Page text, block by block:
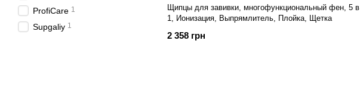
Щипцы для завивки, многофункциональный фен, 5 в
1, Ионизация, Выпрямлитель, Плойка, Щетка
2 358 грн
ProfiCare 1
Supgaliy 1